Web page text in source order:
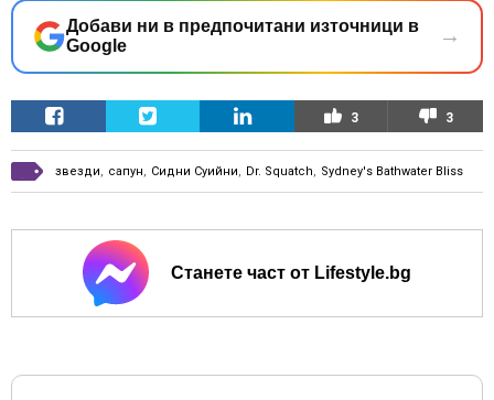
Добави ни в предпочитани източници в
Google
→
3 3
звезди, сапун, Сидни Суийни, Dr. Squatch, Sydney's Bathwater Bliss
Станете част от Lifestyle.bg